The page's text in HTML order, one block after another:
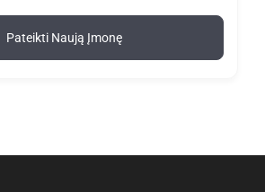
Pateikti Naują Įmonę